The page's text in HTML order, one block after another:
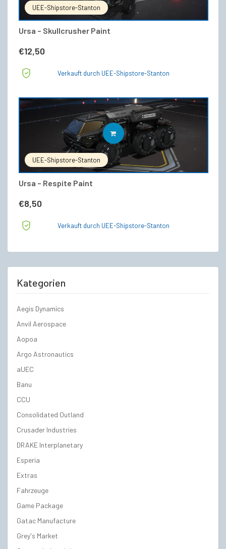
UEE-Shipstore-Stanton
Ursa – Skullcrusher Paint
€12,50
Verkauft durch UEE-Shipstore-Stanton
UEE-Shipstore-Stanton
Ursa – Respite Paint
€8,50
IN DEN WARENKORB
Verkauft durch UEE-Shipstore-Stanton
Kategorien
Aegis Dynamics
Anvil Aerospace
Aopoa
Argo Astronautics
aUEC
Banu
CCU
Consolidated Outland
Crusader Industries
DRAKE Interplanetary
Esperia
Extras
Fahrzeuge
Game Package
Gatac Manufacture
Grey's Market